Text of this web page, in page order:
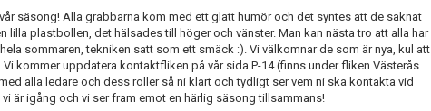
säsong! Alla grabbarna kom med ett glatt humör och det syntes att de saknat
lilla plastbollen, det hälsades till höger och vänster. Man kan nästa tro att alla har
sommaren, tekniken satt som ett smäck :). Vi välkomnar de som är nya, kul att
kommer uppdatera kontaktfliken på vår sida P-14 (finns under fliken Västerås
alla ledare och dess roller så ni klart och tydligt ser vem ni ska kontakta vid
är igång och vi ser fram emot en härlig säsong tillsammans!